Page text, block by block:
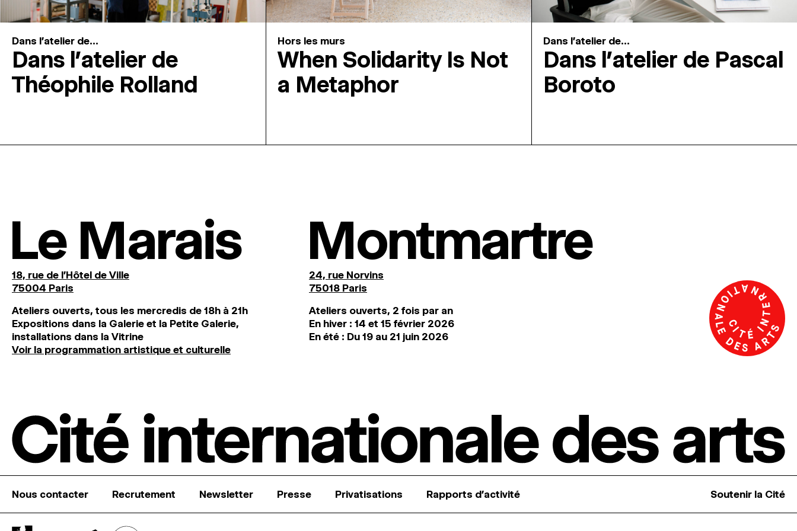
Dans l'atelier de...
Dans l’atelier de
Théophile Rolland
Hors les murs
When Solidarity Is Not
a Metaphor
Dans l'atelier de...
Dans l’atelier de Pascal
Boroto
Le Marais
18, rue de l'Hôtel de Ville
75004 Paris
Ateliers ouverts, tous les mercredis de 18h à 21h
Expositions dans la Galerie et la Petite Galerie,
installations dans la Vitrine
Voir la programmation artistique et culturelle
Montmartre
24, rue Norvins
75018 Paris
Ateliers ouverts, 2 fois par an
En hiver : 14 et 15 février 2026
En été : Du 19 au 21 juin 2026
Nous contacter Recrutement Newsletter Presse Privatisations Rapports d’activité Soutenir la Cité